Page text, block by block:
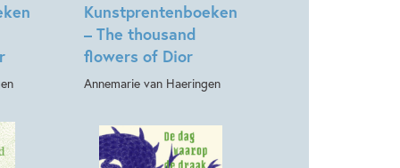
Kunstprentenboeken
– The thousand
flowers of Dior
Annemarie van Haeringen